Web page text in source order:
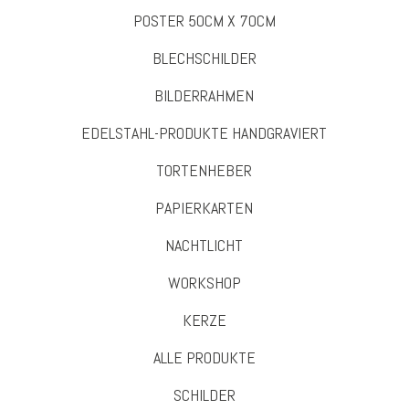
POSTER 50CM X 70CM
BLECHSCHILDER
BILDERRAHMEN
EDELSTAHL-PRODUKTE HANDGRAVIERT
TORTENHEBER
PAPIERKARTEN
NACHTLICHT
WORKSHOP
KERZE
ALLE PRODUKTE
SCHILDER